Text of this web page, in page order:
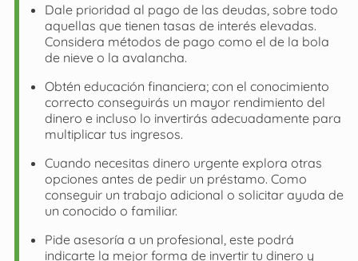
Dale prioridad al pago de las deudas, sobre todo
aquellas que tienen tasas de interés elevadas.
Considera métodos de pago como el de la bola
de nieve o la avalancha.
Obtén educación financiera; con el conocimiento
correcto conseguirás un mayor rendimiento del
dinero e incluso lo invertirás adecuadamente para
multiplicar tus ingresos.
Cuando necesitas dinero urgente explora otras
opciones antes de pedir un préstamo. Como
conseguir un trabajo adicional o solicitar ayuda de
un conocido o familiar.
Pide asesoría a un profesional, este podrá
indicarte la mejor forma de invertir tu dinero y